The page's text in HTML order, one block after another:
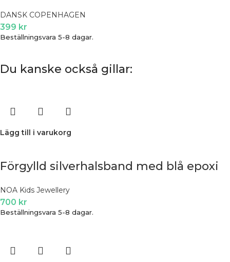
DANSK COPENHAGEN
399 kr
Beställningsvara 5-8 dagar.
Du kanske också gillar:
Lägg till i varukorg
Förgylld silverhalsband med blå epoxi
NOA Kids Jewellery
700 kr
Beställningsvara 5-8 dagar.